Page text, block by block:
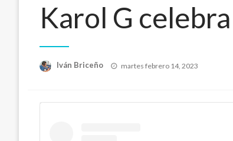
Karol G
Iván Briceño
Publicado
martes febrero 14, 2023